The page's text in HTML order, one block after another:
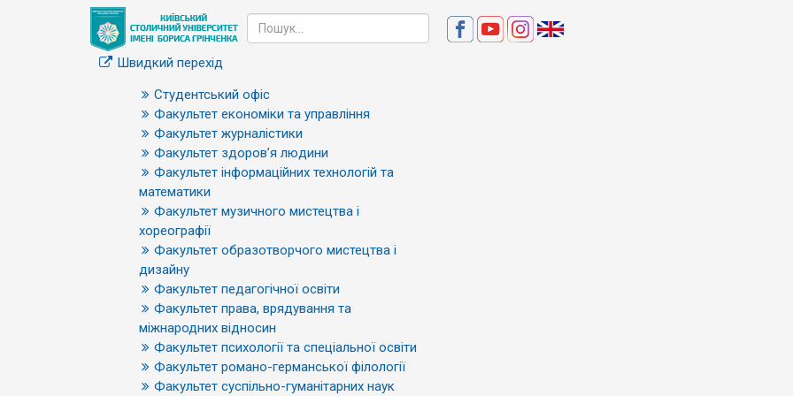
Швидкий перехід
Студентський офіс
Факультет економіки та управління
Факультет журналістики
Факультет здоров’я людини
Факультет інформаційних технологій та
математики
Факультет музичного мистецтва і
хореографії
Факультет образотворчого мистецтва і
дизайну
Факультет педагогічної освіти
Факультет права, врядування та
міжнародних відносин
Факультет психології та спеціальної освіти
Факультет романо-германської філології
Факультет суспільно-гуманітарних наук